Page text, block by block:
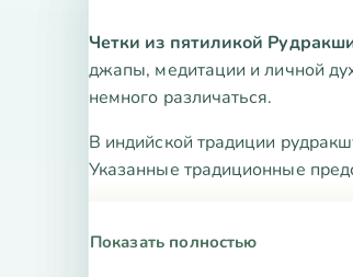
Четки из пятиликой
джапы, медитации и личной
немного различаться.
В индийской традиции
Указанные традиционные
Показать полностью